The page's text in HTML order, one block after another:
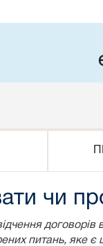
чи
питань, яке є